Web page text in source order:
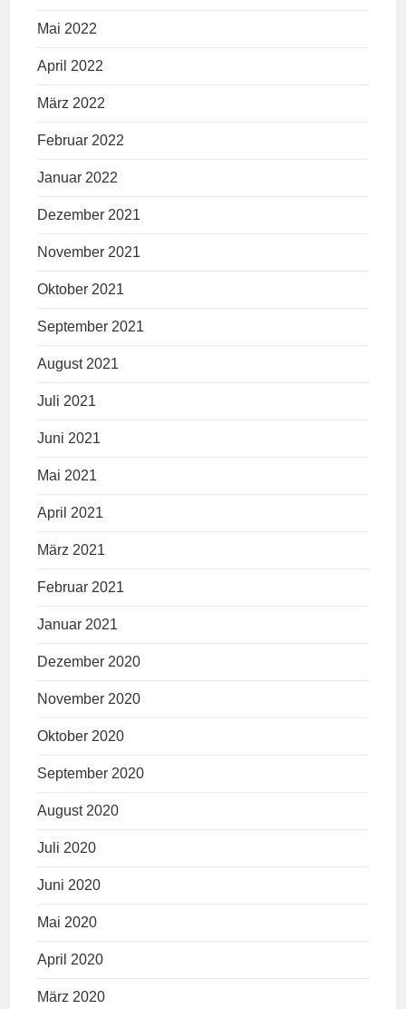
Mai 2022
April 2022
März 2022
Februar 2022
Januar 2022
Dezember 2021
November 2021
Oktober 2021
September 2021
August 2021
Juli 2021
Juni 2021
Mai 2021
April 2021
März 2021
Februar 2021
Januar 2021
Dezember 2020
November 2020
Oktober 2020
September 2020
August 2020
Juli 2020
Juni 2020
Mai 2020
April 2020
März 2020